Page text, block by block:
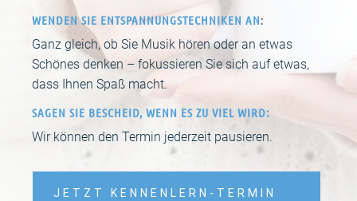
WENDEN SIE ENTSPANNUNGSTECHNIKEN AN:
Ganz gleich, ob Sie Musik hören oder an etwas
Schönes denken – fokussieren Sie sich auf etwas,
dass Ihnen Spaß macht.
SAGEN SIE BESCHEID, WENN ES ZU VIEL WIRD:
Wir können den Termin jederzeit pausieren.
JETZT KENNENLERN-TERMIN